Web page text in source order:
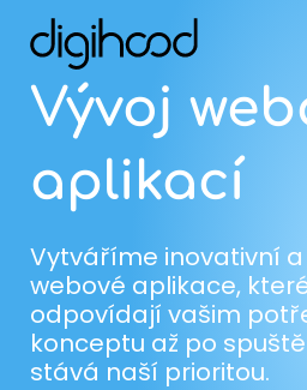
Vývoj
aplikací
Vytváříme inovativní
webové aplikace,
odpovídají vašim
konceptu až po
stává naší prioritou.